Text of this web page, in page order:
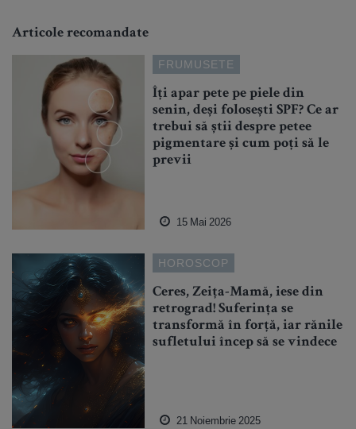
Articole recomandate
FRUMUSETE
Îți apar pete pe piele din
senin, deși folosești SPF? Ce ar
trebui să știi despre petee
pigmentare și cum poți să le
previi
15 Mai 2026
HOROSCOP
Ceres, Zeița-Mamă, iese din
retrograd! Suferința se
transformă în forță, iar rănile
sufletului încep să se vindece
21 Noiembrie 2025